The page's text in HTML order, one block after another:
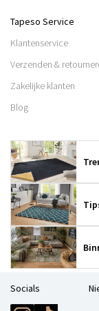
Tapeso Service
Klantenservice
Verzenden &
Zakelijke klanten
Blog
Socials